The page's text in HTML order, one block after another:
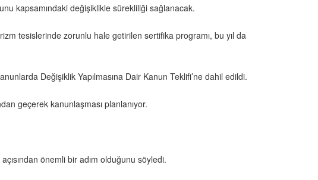
kapsamındaki değişiklikle sürekliliği sağlanacak.
tesislerinde zorunlu hale getirilen sertifika programı, bu yıl da
Değişiklik Yapılmasına Dair Kanun Teklifi’ne dahil edildi.
geçerek kanunlaşması planlanıyor.
önemli bir adım olduğunu söyledi.